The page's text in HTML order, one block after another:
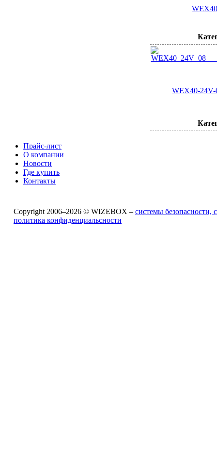
WEX40-24V-
Прайс-лист
О компании
Новости
Где купить
Контакты
Copyright 2006–2026 © WIZEBOX – системы безопасности,
политика конфиденциальсности